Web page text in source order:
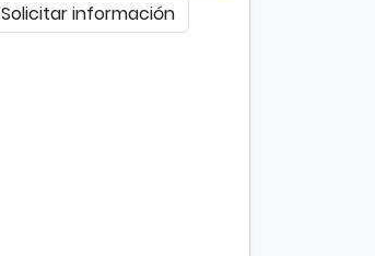
Solicitar información